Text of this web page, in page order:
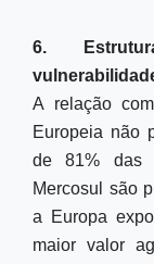
6.
A relação
Europeia não
de 81% das
Mercosul são
a Europa
maior valor